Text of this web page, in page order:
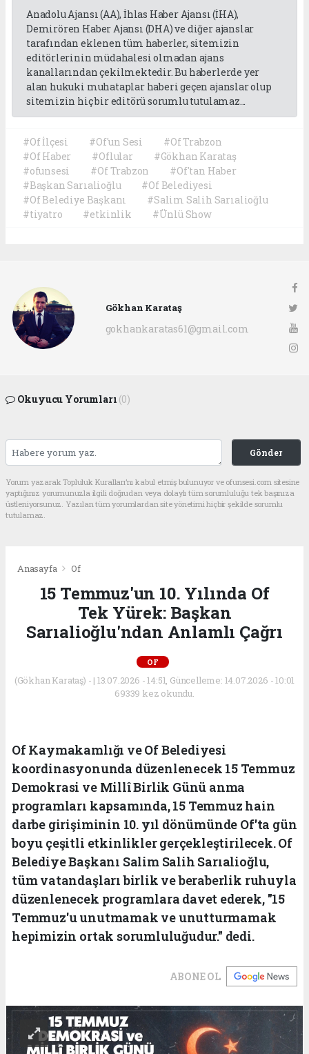
Anadolu Ajansı (AA), İhlas Haber Ajansı (İHA),
Demirören Haber Ajansı (DHA) ve diğer ajanslar
tarafından eklenen tüm haberler, sitemizin
editörlerinin müdahalesi olmadan ajans
kanallarından çekilmektedir. Bu haberlerde yer
alan hukuki muhataplar haberi geçen ajanslar olup
sitemizin hiç bir editörü sorumlu tutulamaz...
#Of İlçesi #Of'un Sesi
#Of Trabzon
#Of Haber
#Oflular
#Gökhan Karataş
#ofunsesi
#Of Trabzon
#Of'tan Haber
#Başkan Sarıalioğlu
#Of Belediyesi
#Of Belediye Başkanı
#Salim Salih Sarıalioğlu
#tiyatro
#etkinlik #Ünlü Show
Gökhan Karataş
gokhankaratas61@gmail.com
Okuyucu Yorumları (0)
Gönder
Yorum yazarak Topluluk Kuralları’nı kabul etmiş bulunuyor ve ofunsesi.com sitesine
yaptığınız yorumunuzla ilgili doğrudan veya dolaylı tüm sorumluluğu tek başınıza
üstleniyorsunuz. Yazılan tüm yorumlardan site yönetimi hiçbir şekilde sorumlu
tutulamaz.
Anasayfa Of
15 Temmuz'un 10. Yılında Of
Tek Yürek: Başkan
Sarıalioğlu'ndan Anlamlı Çağrı
OF
(Gökhan Karataş) - | 13.07.2026 - 14:51, Güncelleme: 14.07.2026 - 10:01
69339 kez okundu.
Of Kaymakamlığı ve Of Belediyesi
koordinasyonunda düzenlenecek 15 Temmuz
Demokrasi ve Millî Birlik Günü anma
programları kapsamında, 15 Temmuz hain
darbe girişiminin 10. yıl dönümünde Of'ta gün
boyu çeşitli etkinlikler gerçekleştirilecek. Of
Belediye Başkanı Salim Salih Sarıalioğlu,
tüm vatandaşları birlik ve beraberlik ruhuyla
düzenlenecek programlara davet ederek, "15
Temmuz'u unutmamak ve unutturmamak
hepimizin ortak sorumluluğudur." dedi.
ABONE OL